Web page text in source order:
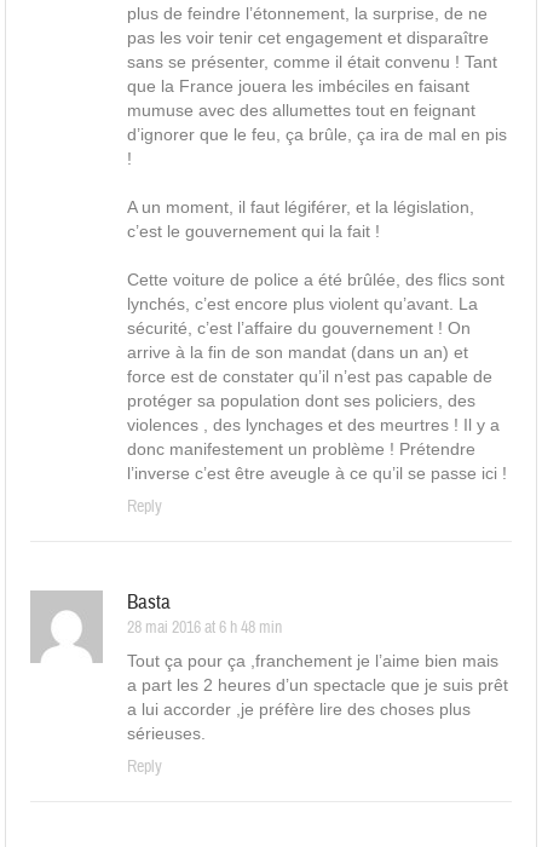
plus de feindre l’étonnement, la surprise, de ne
pas les voir tenir cet engagement et disparaître
sans se présenter, comme il était convenu ! Tant
que la France jouera les imbéciles en faisant
mumuse avec des allumettes tout en feignant
d’ignorer que le feu, ça brûle, ça ira de mal en pis
!
A un moment, il faut légiférer, et la législation,
c’est le gouvernement qui la fait !
Cette voiture de police a été brûlée, des flics sont
lynchés, c’est encore plus violent qu’avant. La
sécurité, c’est l’affaire du gouvernement ! On
arrive à la fin de son mandat (dans un an) et
force est de constater qu’il n’est pas capable de
protéger sa population dont ses policiers, des
violences , des lynchages et des meurtres ! Il y a
donc manifestement un problème ! Prétendre
l’inverse c’est être aveugle à ce qu’il se passe ici !
Reply
Basta
28 mai 2016 at 6 h 48 min
Tout ça pour ça ,franchement je l’aime bien mais
a part les 2 heures d’un spectacle que je suis prêt
a lui accorder ,je préfère lire des choses plus
sérieuses.
Reply